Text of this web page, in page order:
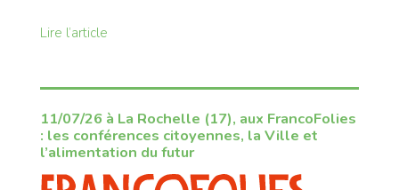
Lire l’article
11/07/26 à La Rochelle (17), aux FrancoFolies
: les conférences citoyennes, la Ville et
l’alimentation du futur